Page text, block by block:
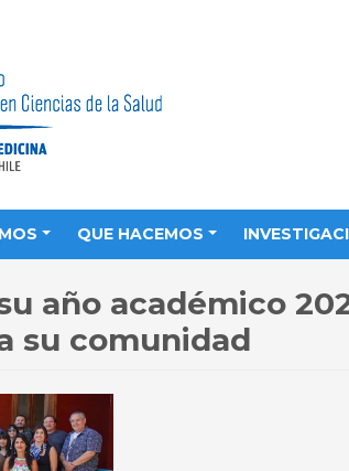
QUE HACEMOS
año académico
su comunidad